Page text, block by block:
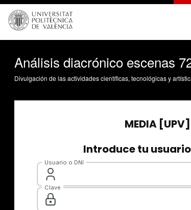
Análisis diacrónico escenas
Divulgación de las actividades científicas, tecnológicas y